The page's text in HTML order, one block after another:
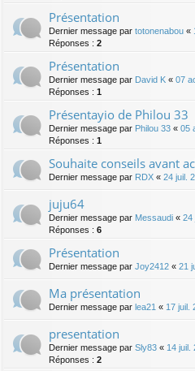
Présentation
Dernier message par totonenabou «
Réponses : 2
Présentation
Dernier message par David K « 07
Réponses : 1
Présentayio de Philou 33
Dernier message par Philou 33 « 05
Réponses : 1
Souhaite conseils avant
Dernier message par RDX « 24 juil.
juju64
Dernier message par Messaudi « 24
Réponses : 6
Présentation
Dernier message par Joy2412 « 21
Ma présentation
Dernier message par lea21 « 17 juil.
presentation
Dernier message par Sly83 « 14 juil.
Réponses : 2